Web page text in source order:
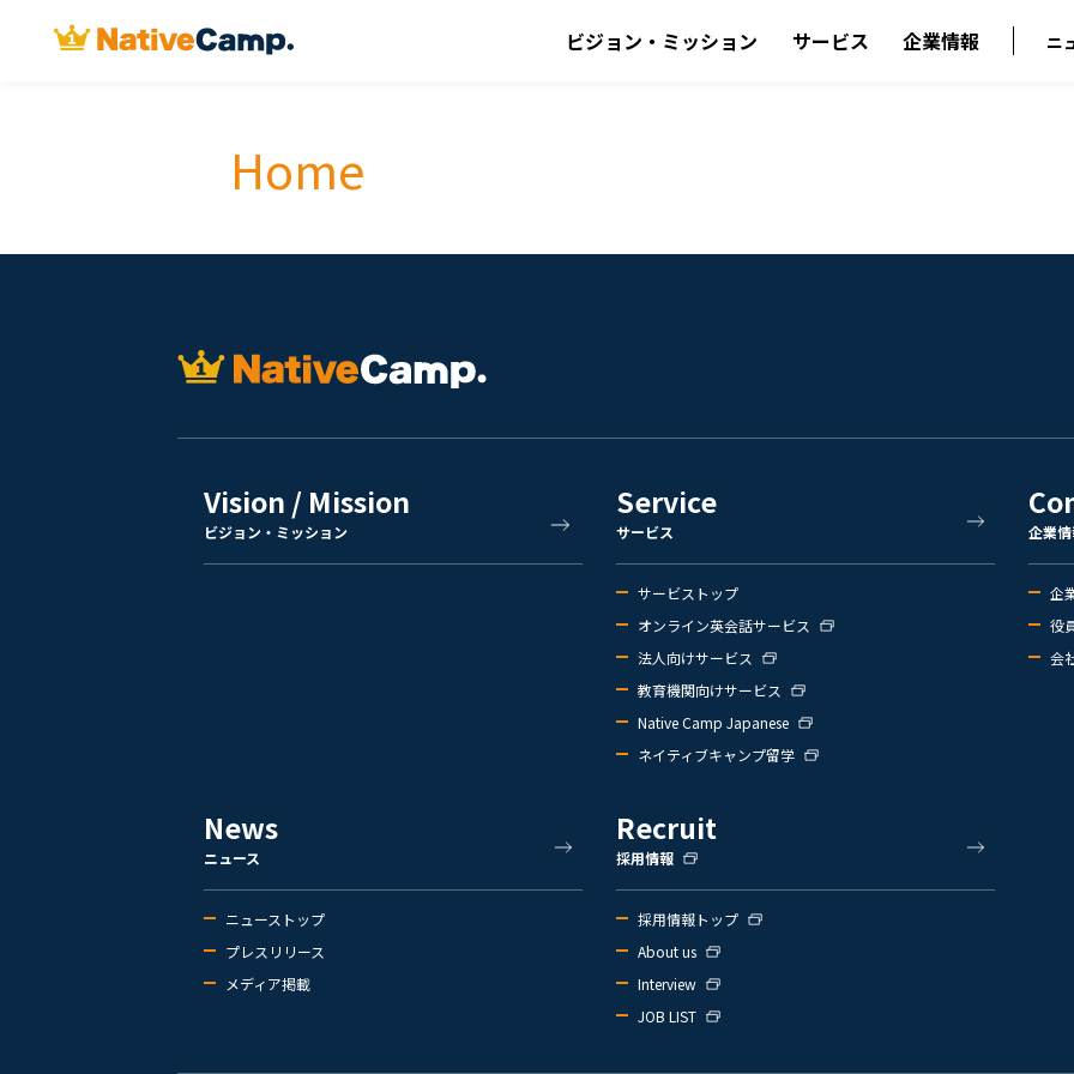
ビジョン・ミッション サービス 企業情報 ニ
Home
Vision / Mission
ビジョン・ミッション
Service
サービス
サービストップ
オンライン英会話サービス
法人向けサービス
教育機関向けサービス
Native Camp Japanese
ネイティブキャンプ留学
企業
企
役
会
News
ニュース
ニューストップ
プレスリリース
メディア掲載
Recruit
採用情報
採用情報トップ
About us
Interview
JOB LIST